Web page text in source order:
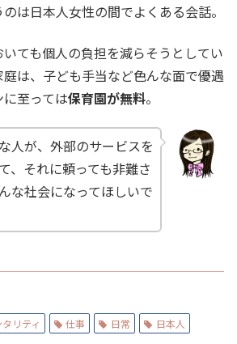
は日本人女性の間でよくある会話。
いても個人の負担を減らそうとしてい
は、子ども手当など色んな面で優遇
至っては保育園が無料。
人が、外部のサービスを
、それに頼っても非難さ
な社会になってほしいで
タリティ 仕事 日常
日本人